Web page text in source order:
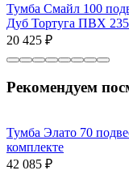
Тумба Смайл 100
Дуб Тортуга ПВХ
20 425 ₽
Рекомендуем
Тумба Элато 70
комплекте
42 085 ₽